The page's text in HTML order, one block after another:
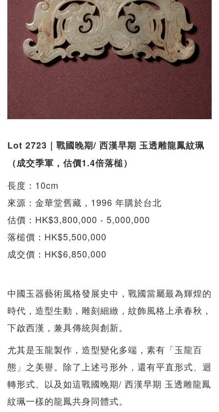
Lot 2723｜戰國晚期/ 西漢早期 玉透雕龍鳳紋珮
（成交季軍，估價1.4倍落槌）
長度：10cm
來源：金華堂舊藏，1996 年購於台北
估價：HK$3,800,000 - 5,000,000
落槌價：HK$5,500,000
成交價：HK$6,850,000
中國玉器藝術風格發展史中，戰國當屬最為輝煌的
時代，造型生動，雕刻細緻，紋飾風格上承春秋，
下啟西漢，兼具傳統與創新。
尤其是玉龍製作，造型變化多端，素有「玉龍百
態」之美譽。除了上述弓形外，還有平直形式、迴
轉形式、以及如這戰國晚期/ 西漢早期 玉透雕龍鳳
紋珮一樣的龍鳳共身同體式。